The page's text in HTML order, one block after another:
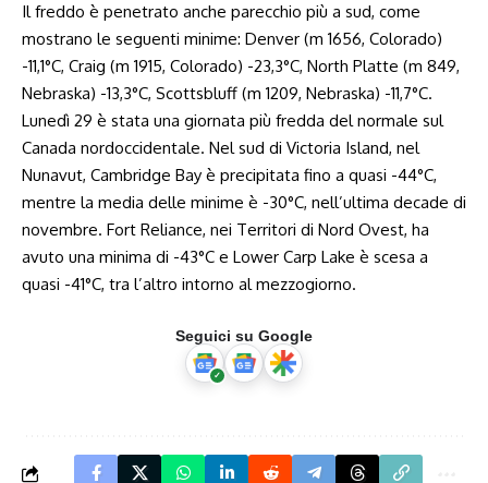
Il freddo è penetrato anche parecchio più a sud, come
mostrano le seguenti minime: Denver (m 1656, Colorado)
-11,1°C, Craig (m 1915, Colorado) -23,3°C, North Platte (m 849,
Nebraska) -13,3°C, Scottsbluff (m 1209, Nebraska) -11,7°C.
Lunedì 29 è stata una giornata più fredda del normale sul
Canada nordoccidentale. Nel sud di Victoria Island, nel
Nunavut, Cambridge Bay è precipitata fino a quasi -44°C,
mentre la media delle minime è -30°C, nell’ultima decade di
novembre. Fort Reliance, nei Territori di Nord Ovest, ha
avuto una minima di -43°C e Lower Carp Lake è scesa a
quasi -41°C, tra l’altro intorno al mezzogiorno.
Seguici su Google